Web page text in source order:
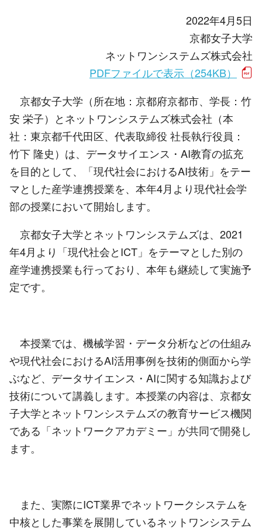
2022年4月5日
京都女子大学
ネットワンシステムズ株式会社
PDFファイルで表示（254KB）
京都女子大学（所在地：京都府京都市、学長：竹
安 栄子）とネットワンシステムズ株式会社（本
社：東京都千代田区、代表取締役 社長執行役員：
竹下 隆史）は、データサイエンス・AI教育の拡充
を目的として、「現代社会におけるAI技術」をテー
マとした産学連携授業を、本年4月より現代社会学
部の授業において開始します。
京都女子大学とネットワンシステムズは、2021
年4月より「現代社会とICT」をテーマとした別の
産学連携授業も行っており、本年も継続して実施予
定です。
本授業では、機械学習・データ分析などの仕組み
や現代社会におけるAI活用事例を技術的側面から学
ぶなど、データサイエンス・AIに関する知識および
技術について講義します。本授業の内容は、京都女
子大学とネットワンシステムズの教育サービス機関
である「ネットワークアカデミー」が共同で開発し
ます。
また、実際にICT業界でネットワークシステムを
中核とした事業を展開しているネットワンシステム